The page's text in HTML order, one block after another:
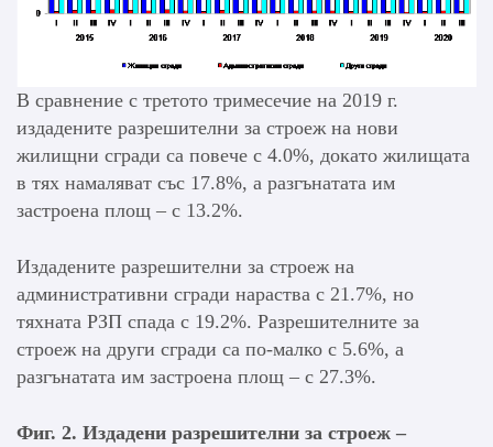
В сравнение с третото тримесечие на 2019 г.
издадените разрешителни за строеж на нови
жилищни сгради са повече с 4.0%, докато жилищата
в тях намаляват със 17.8%, а разгънатата им
застроена площ – с 13.2%.
Издадените разрешителни за строеж на
административни сгради нараства с 21.7%, но
тяхната РЗП спада с 19.2%. Разрешителните за
строеж на други сгради са по-малко с 5.6%, а
разгънатата им застроена площ – с 27.3%.
Фиг. 2. Издадени разрешителни за строеж –